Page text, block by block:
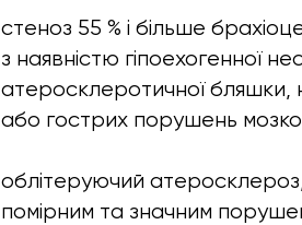
стеноз 55 % і більше
з наявністю гіпоехогенної
атеросклеротичної бляшки,
або гострих порушень
облітеруючий атеросклероз,
помірним та значним